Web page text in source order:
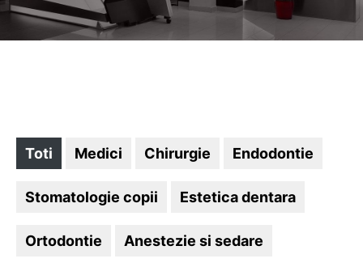
Toti Medici Chirurgie Endodontie
Stomatologie copii Estetica dentara
Ortodontie Anestezie si sedare